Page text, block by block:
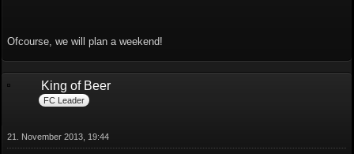
Ofcourse, we will plan a weekend!
King of Beer
FC Leader
21. November 2013, 19:44